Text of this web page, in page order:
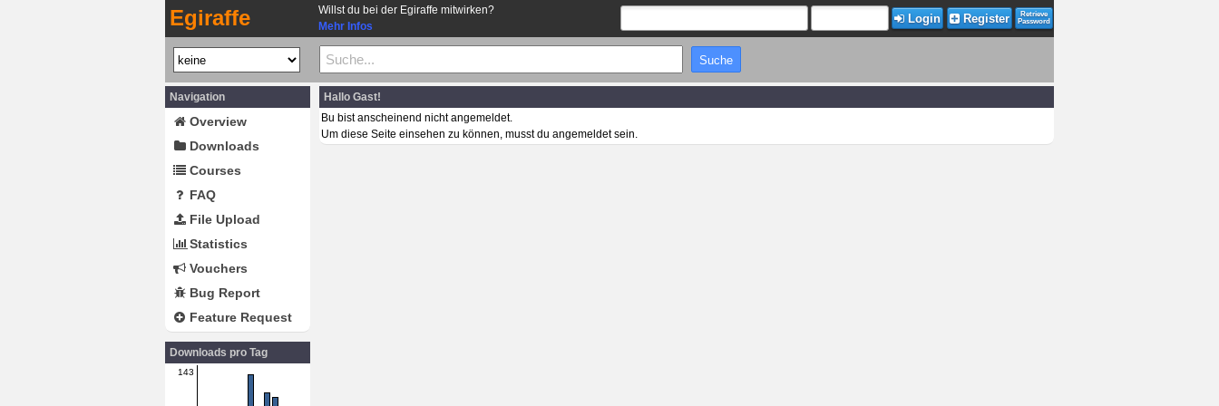
Egiraffe
Willst du bei der Egiraffe mitwirken?
Mehr Infos
Login Register
Retrieve
Password
Navigation
Overview
Downloads
Courses
FAQ
File Upload
Statistics
Vouchers
Bug Report
Feature Request
Downloads pro Tag
143
Hallo Gast!
Bu bist anscheinend nicht angemeldet.
Um diese Seite einsehen zu können, musst du angemeldet sein.